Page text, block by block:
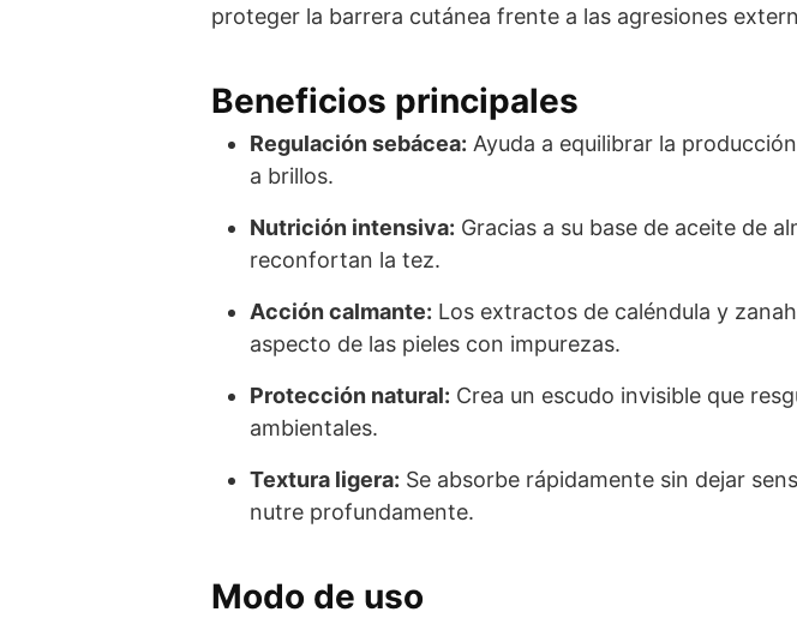
proteger la barrera cutánea frente a las agresiones
Beneficios principales
Regulación sebácea: Ayuda a equilibrar la
a brillos.
Nutrición intensiva: Gracias a su base de aceite de
reconfortan la tez.
Acción calmante: Los extractos de caléndula y
aspecto de las pieles con impurezas.
Protección natural: Crea un escudo invisible que
ambientales.
Textura ligera: Se absorbe rápidamente sin dejar
nutre profundamente.
Modo de uso